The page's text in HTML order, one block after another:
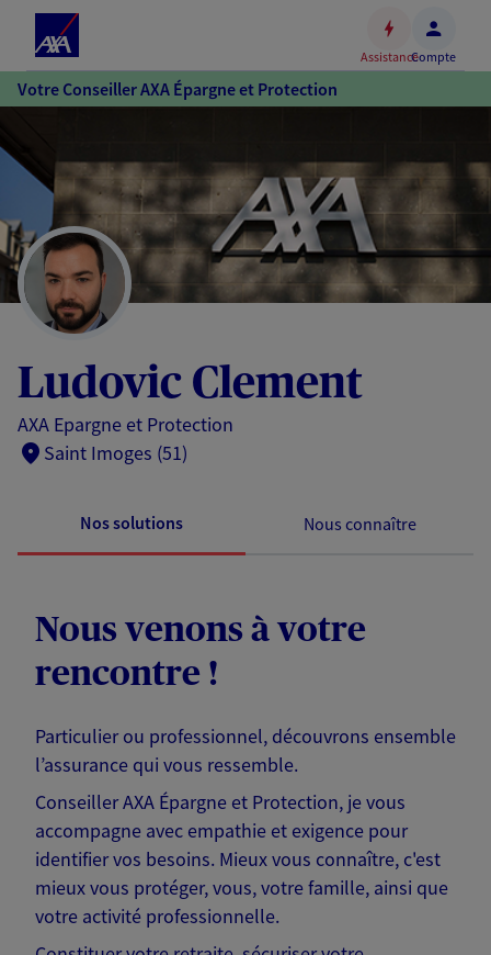
Accéder
au
Accéder
au
pied
de
page
AssistanceCompte
Votre Conseiller AXA Épargne et Protection
Ludovic Clement
AXA Epargne et Protection
Saint Imoges (51)
Nos solutions Nous connaître
Nous venons à votre
rencontre !
Particulier ou professionnel, découvrons ensemble
l’assurance qui vous ressemble.
Conseiller AXA Épargne et Protection, je vous
accompagne avec empathie et exigence pour
identifier vos besoins. Mieux vous connaître, c'est
mieux vous protéger, vous, votre famille, ainsi que
votre activité professionnelle.